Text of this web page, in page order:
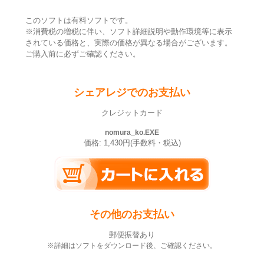
このソフトは有料ソフトです。
※消費税の増税に伴い、ソフト詳細説明や動作環境等に表示
されている価格と、実際の価格が異なる場合がございます。
ご購入前に必ずご確認ください。
シェアレジでのお支払い
クレジットカード
nomura_ko.EXE
価格: 1,430円(手数料・税込)
その他のお支払い
郵便振替あり
※詳細はソフトをダウンロード後、ご確認ください。